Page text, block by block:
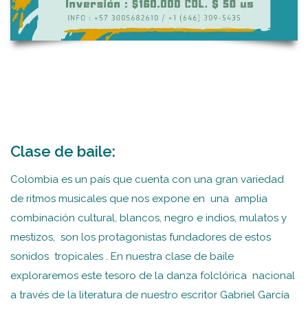
Clase de baile:
Colombia es un país que cuenta con una gran variedad
de ritmos musicales que nos expone en una amplia
combinación cultural, blancos, negro e indios, mulatos y
mestizos, son los protagonistas fundadores de estos
sonidos tropicales . En nuestra clase de baile
exploraremos este tesoro de la danza folclórica nacional
a través de la literatura de nuestro escritor Gabriel García